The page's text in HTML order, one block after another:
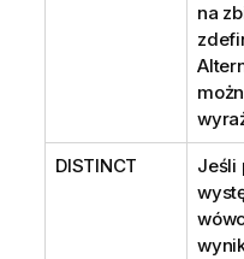
na
DISTINCT
Jeśli